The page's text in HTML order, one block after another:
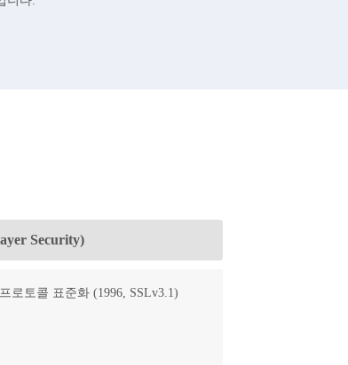
Security)
로토콜 표준화 (1996, SSLv3.1)